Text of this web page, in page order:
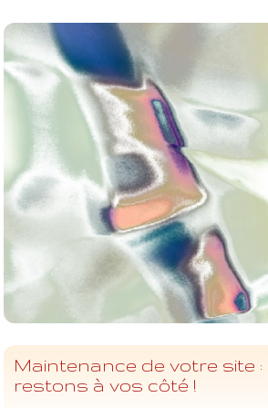
Maintenance de votre site
restons à vos côté !